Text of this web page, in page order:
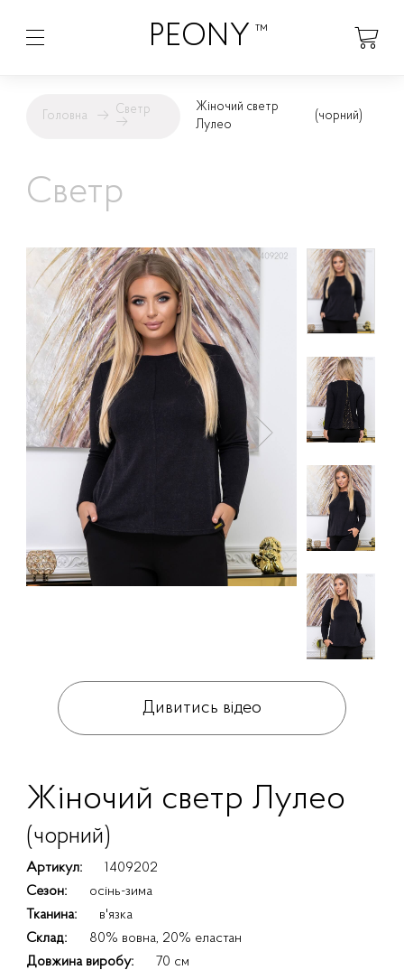
PEONY ™
Головна → Светр
→
Жіночий светр
Лулео
(чорний)
Светр
Дивитись відео
Жіночий светр Лулео
(чорний)
Артикул:
1409202
Сезон:
осінь-зима
Тканина:
в'язка
Склад:
80% вовна, 20% еластан
Довжина виробу:
70 см